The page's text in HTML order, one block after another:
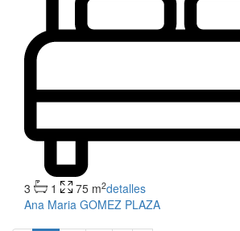
3 1 75 m2detalles
Ana Maria GOMEZ PLAZA